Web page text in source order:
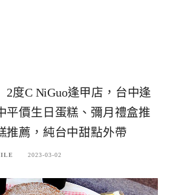
2度C NiGuo逢甲店，台中逢
平價生日蛋糕、彌月禮盒推
推薦，純台中甜點外帶
2023-03-02